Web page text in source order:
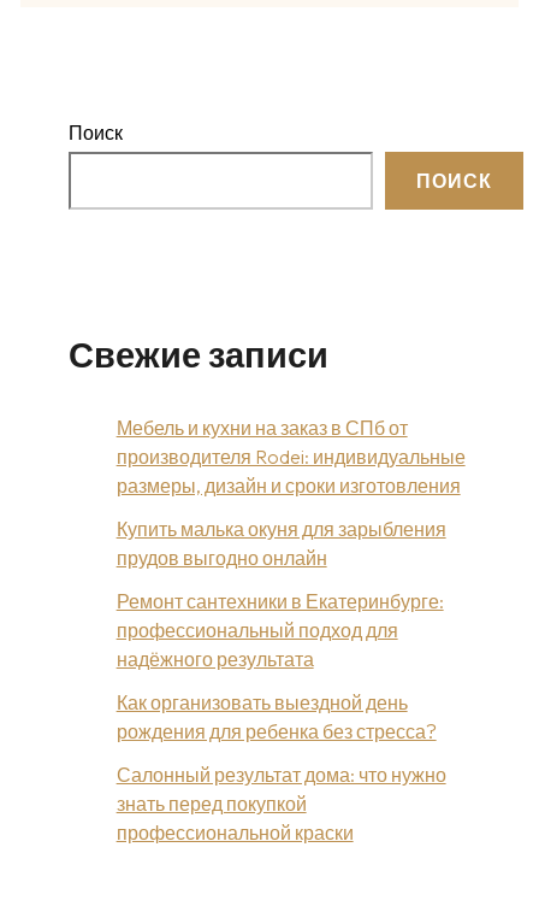
Поиск
ПОИСК
Свежие записи
Мебель и кухни на заказ в СПб от
производителя Rodei: индивидуальные
размеры, дизайн и сроки изготовления
Купить малька окуня для зарыбления
прудов выгодно онлайн
Ремонт сантехники в Екатеринбурге:
профессиональный подход для
надёжного результата
Как организовать выездной день
рождения для ребенка без стресса?
Салонный результат дома: что нужно
знать перед покупкой
профессиональной краски